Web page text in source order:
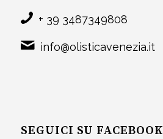
+ 39 3487349808
info@olisticavenezia.it
SEGUICI SU FACEBOOK